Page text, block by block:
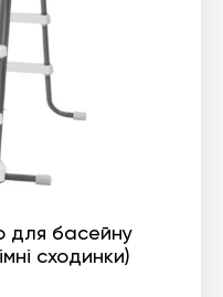
для басейну
сходинки)